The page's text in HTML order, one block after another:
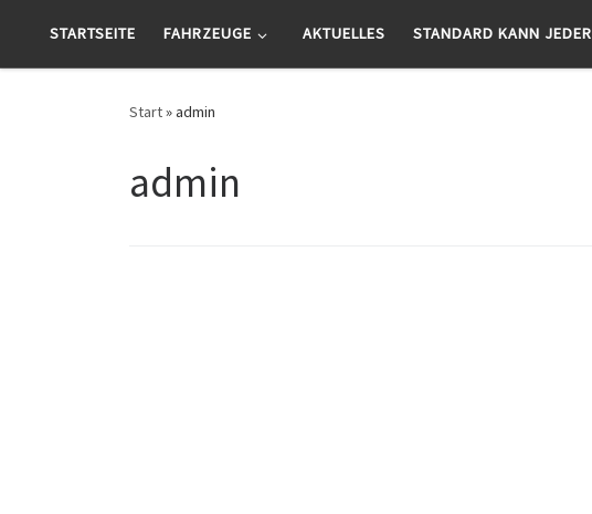
Zum Inhalt springen
STARTSEITE FAHRZEUGE AKTUELLES STANDARD KANN JEDER
Start»admin
admin